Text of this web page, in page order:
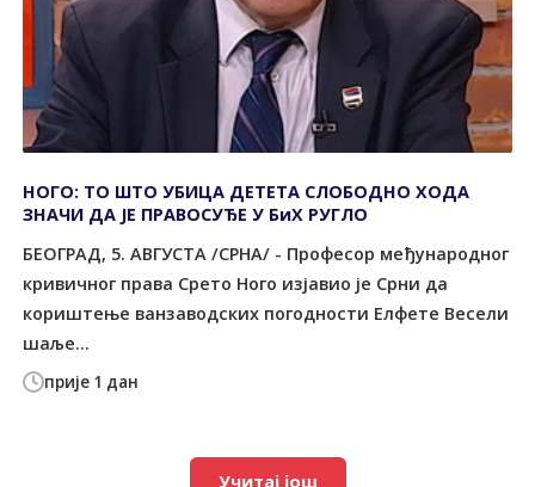
прије 1 дан
НОГО: ТО ШТО УБИЦА ДЕТЕТА СЛОБОДНО ХОДА
ЗНАЧИ ДА ЈЕ ПРАВОСУЂЕ У БиХ РУГЛО
БЕОГРАД, 5. АВГУСТА /СРНА/ - Професор међународног
кривичног права Срето Ного изјавио је Срни да
кориштење ванзаводских погодности Елфете Весели
шаље...
Учитај још